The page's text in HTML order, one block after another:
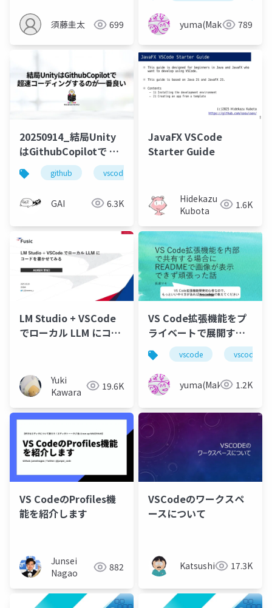
須藤圭太 699 yuma(Maki) 789
20250914_結局Unity
はGithubCopilotで 超
速コーディングするの
が一番良い
github vscode
GAI 6.3K
JavaFX VSCode
Starter Guide
Hidekazu
Kubota
1.6K
LM Studio + VSCode
でローカル LLM にコー
Yuki
Kawara
19.6K
VS Code拡張機能をプ
ライベートで展開する
場合にREADMEで画像
が表示できず頑張った
話
vscode vscode
yuma(Maki) 1.2K
VS CodeのProfiles機
能を紹介します
Junsei
Nagao
882
VSCodeのワークスペ
ースについて
Katsushi21 17.3K